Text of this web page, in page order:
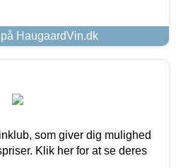
HaugaardVin.dk
som giver dig mulighed
Klik her for at se deres